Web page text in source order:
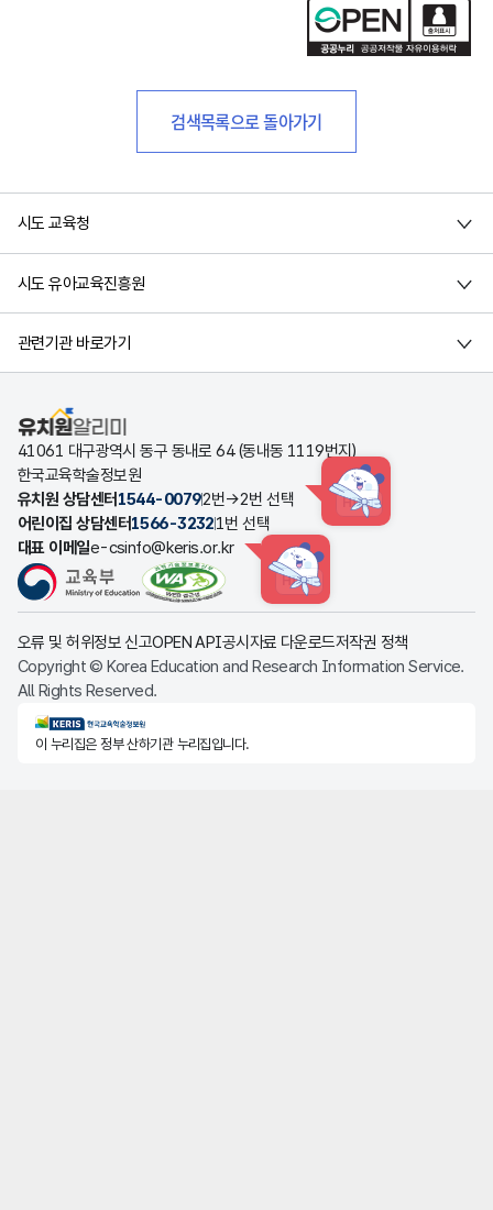
검색목록으로 돌아가기
시도 교육청
시도 유아교육진흥원
관련기관 바로가기
유치원알리미
41061 대구광역시 동구 동내로 64 (동내동 1119번지)
한국교육학술정보원
유치원 상담센터 1544-00792번→2번 선택 HINT
어린이집 상담센터1566-32321번 선택
대표 이메일e-csinfo@keris.or.kr
HINT
오류 및 허위정보 신고OPEN API공시자료 다운로드저작권 정책
Copyright © Korea Education and Research Information Service.
All Rights Reserved.
KERIS한국교육학술정보원
이 누리집은 정부 산하기관 누리집입니다.